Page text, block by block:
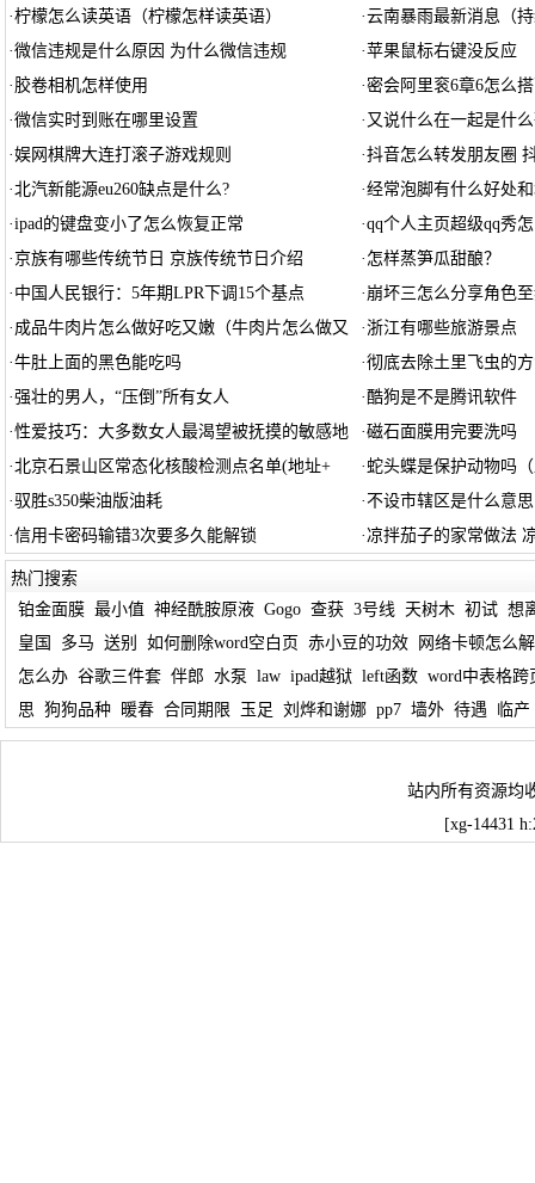
·柠檬怎么读英语（柠檬怎样读英语） ·云南暴雨最新消息（
·微信违规是什么原因 为什么微信违规 ·苹果鼠标右键没反应
· 胶卷相机怎样使用 ·密会阿里衮6章6怎么
·微信实时到账在哪里设置 · 又说什么在一起是什
·娱网棋牌大连打滚子游戏规则 ·抖音怎么转发朋友圈
·北汽新能源eu260缺点是什么? ·经常泡脚有什么好处
·ipad的键盘变小了怎么恢复正常 ·qq个人主页超级qq秀
· 京族有哪些传统节日 京族传统节日介绍 · 怎样蒸笋瓜甜酿？
· 中国人民银行：5年期LPR下调15个基点 · 崩坏三怎么分享角色
· 成品牛肉片怎么做好吃又嫩（牛肉片怎么做又 ·浙江有哪些旅游景点
·牛肚上面的黑色能吃吗 ·彻底去除土里飞虫的
·强壮的男人，“压倒”所有女人 ·酷狗是不是腾讯软件
·性爱技巧：大多数女人最渴望被抚摸的敏感地 ·磁石面膜用完要洗吗
·北京石景山区常态化核酸检测点名单(地址+ · 蛇头蝶是保护动物吗
·驭胜s350柴油版油耗 ·不设市辖区是什么意
·信用卡密码输错3次要多久能解锁 · 凉拌茄子的家常做法
热门搜索
铂金面膜 最小值 神经酰胺原液 Gogo 查获 3号线 天树木 初试 想
皇国
多马 送别 如何删除word空白页 赤小豆的功效
网络卡顿怎么
怎么办 谷歌三件套 伴郎 水泵 law ipad越狱 left函数 word中表格跨
思 狗狗品种 暖春 合同期限 玉足 刘烨和谢娜 pp7 墙外 待遇 临产
站内所有资源均
[xg-14431